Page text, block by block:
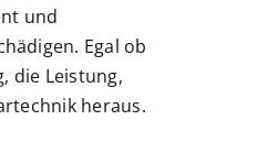
und
Egal ob
die Leistung,
heraus.